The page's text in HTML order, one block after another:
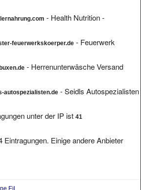
- Health Nutrition -
feuerwerkskoerper.de - Feuerwerk
- Herrenunterwäsche Versand
autospezialisten.de - Seidls Autospezialisten
unter der IP ist 41
Eintragungen. Einige andere Anbieter
Eil